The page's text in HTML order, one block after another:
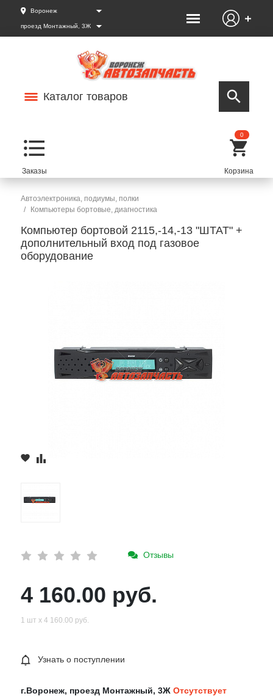
Воронеж
проезд Монтажный, 3Ж
Каталог товаров
0
Автоэлектроника, подиумы, полки
Компьютеры бортовые, диагностика
Компьютер бортовой 2115,-14,-13 "ШТАТ" +
дополнительный вход под газовое
оборудование
Отзывы
4 160.00 руб.
1 шт х 4 160.00 руб.
Узнать о поступлении
г.Воронеж, проезд Монтажный, 3Ж Отсутствует